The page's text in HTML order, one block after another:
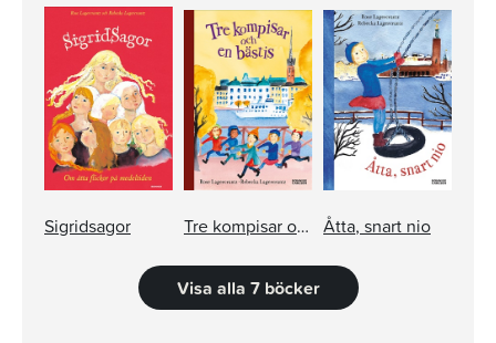
Sigridsagor Tre kompisar och en bästis Åtta, snart nio
Visa alla 7 böcker